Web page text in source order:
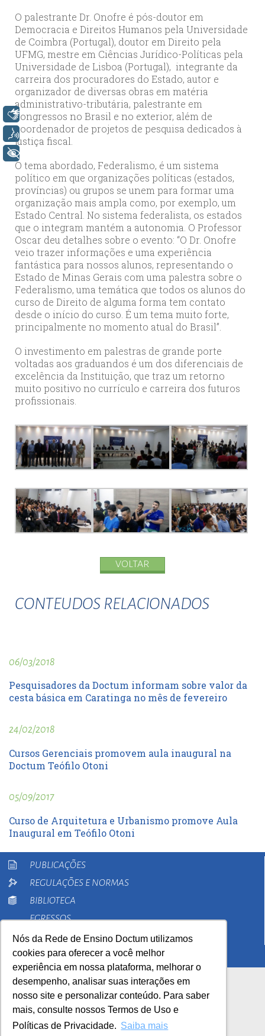
Nós da Rede de Ensino Doctum utilizamos
cookies para oferecer a você melhor
experiência em nossa plataforma, melhorar o
desempenho, analisar suas interações em
nosso site e personalizar conteúdo. Para saber
mais, consulte nossos Termos de Uso e
Políticas de Privacidade. Saiba mais
O palestrante Dr. Onofre é pós-doutor em
Democracia e Direitos Humanos pela Universidade
de Coimbra (Portugal), doutor em Direito pela
UFMG, mestre em Ciências Jurídico-Políticas pela
Universidade de Lisboa (Portugal), integrante da
carreira dos procuradores do Estado, autor e
organizador de diversas obras em matéria
administrativo-tributária, palestrante em
congressos no Brasil e no exterior, além de
coordenador de projetos de pesquisa dedicados à
justiça fiscal.
O tema abordado, Federalismo, é um sistema
político em que organizações políticas (estados,
províncias) ou grupos se unem para formar uma
organização mais ampla como, por exemplo, um
Estado Central. No sistema federalista, os estados
que o integram mantém a autonomia. O Professor
Oscar deu detalhes sobre o evento: “O Dr. Onofre
veio trazer informações e uma experiência
fantástica para nossos alunos, representando o
Estado de Minas Gerais com uma palestra sobre o
Federalismo, uma temática que todos os alunos do
curso de Direito de alguma forma tem contato
desde o início do curso. É um tema muito forte,
principalmente no momento atual do Brasil”.
O investimento em palestras de grande porte
voltadas aos graduandos é um dos diferenciais de
excelência da Instituição, que traz um retorno
muito positivo no currículo e carreira dos futuros
profissionais.
VOLTAR
CONTEUDOS RELACIONADOS
06/03/2018
Pesquisadores da Doctum informam sobre valor da
cesta básica em Caratinga no mês de fevereiro
24/02/2018
Cursos Gerenciais promovem aula inaugural na
Doctum Teófilo Otoni
05/09/2017
Curso de Arquitetura e Urbanismo promove Aula
Inaugural em Teófilo Otoni
PUBLICAÇÕES
REGULAÇÕES E NORMAS
BIBLIOTECA
EGRESSOS
PESQUISA
EXTENSÃO
AutoAvaliação Institucional
Libras
Voz